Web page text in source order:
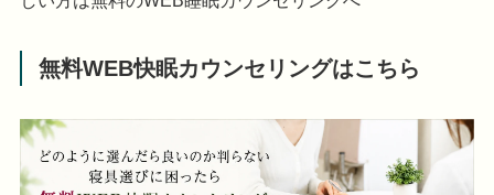
無料WEB快眠カウンセリングはこちら